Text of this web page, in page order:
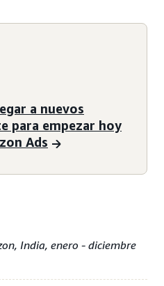
a nuevos
para empezar hoy
Ads
India, enero - diciembre